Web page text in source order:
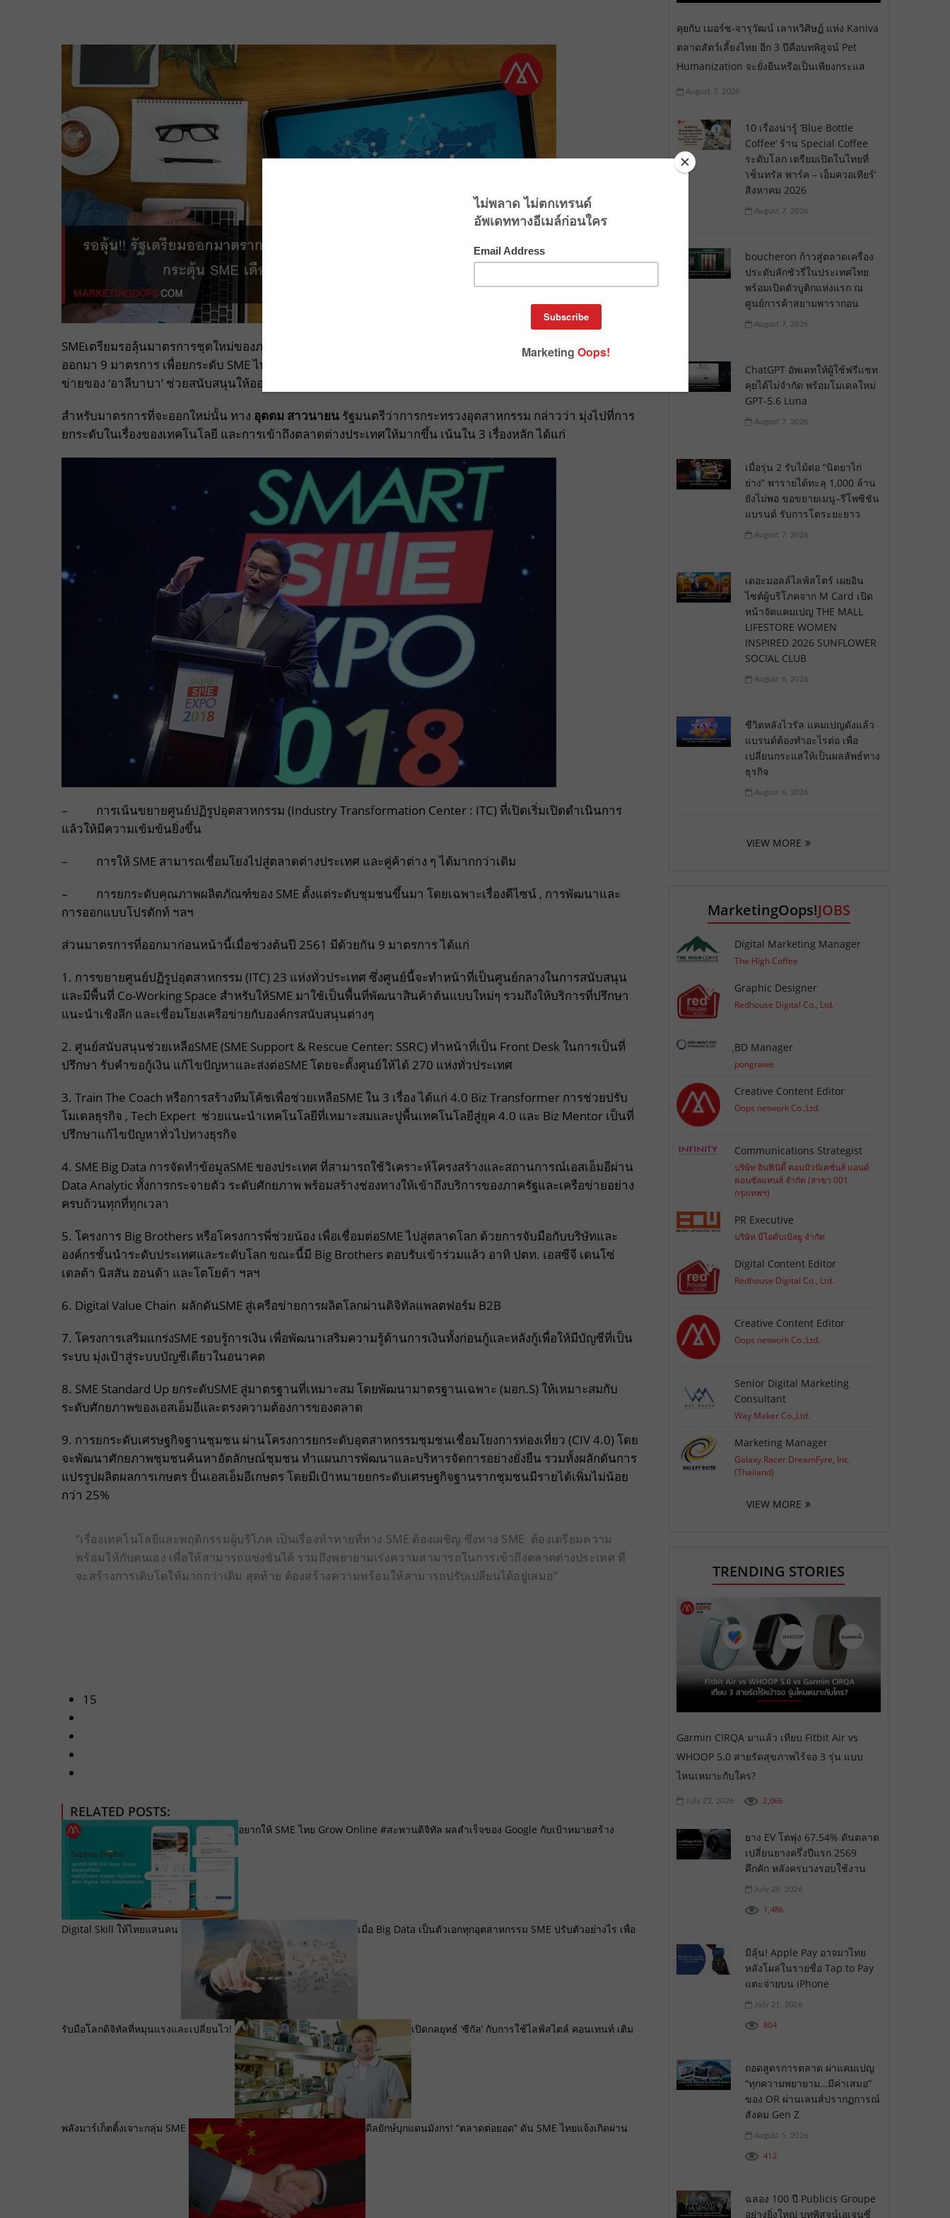
SMEเตรียมรอลุ้นมาตรการชุดใหม่ของภาครัฐที่จะออกมากระตุ้นการเติบโตในเดือนหน้า หลังจากเมื่อต้นปี 2561 ได้
ออกมา 9 มาตรการ เพื่อยกระดับ SME ไทยเข้าสู่ยุค SME 4.0 รวมถึงการเซ็นต์ MOU กับ แจ็ค หม่า ในการใช้เครือ
ข่ายของ ‘อาลีบาบา’ ช่วยสนับสนุนให้ออกสู่ตลาดต่างประเทศ
สำหรับมาตรการที่จะออกใหม่นั้น ทาง อุตตม สาวนายน รัฐมนตรีว่าการกระทรวงอุตสาหกรรม กล่าวว่า มุ่งไปที่การ
ยกระดับในเรื่องของเทคโนโลยี และการเข้าถึงตลาดต่างประเทศให้มากขึ้น เน้นใน 3 เรื่องหลัก ได้แก่
– การเน้นขยายศูนย์ปฏิรูปอุตสาหกรรม (Industry Transformation Center : ITC) ที่เปิดเริ่มเปิดดำเนินการ
แล้วให้มีความเข้มข้นยิ่งขึ้น
– การให้ SME สามารถเชื่อมโยงไปสู่ตลาดต่างประเทศ และคู่ค้าต่าง ๆ ได้มากกว่าเดิม
– การยกระดับคุณภาพผลิตภัณฑ์ของ SME ตั้งแต่ระดับชุมชนขึ้นมา โดยเฉพาะเรื่องดีไซน์ , การพัฒนาและ
การออกแบบโปรดักท์ ฯลฯ
ส่วนมาตรการที่ออกมาก่อนหน้านี้เมื่อช่วงต้นปี 2561 มีด้วยกัน 9 มาตรการ ได้แก่
1. การขยายศูนย์ปฏิรูปอุตสาหกรรม (ITC) 23 แห่งทั่วประเทศ ซึ่งศูนย์นี้จะทำหน้าที่เป็นศูนย์กลางในการสนับสนุน
และมีพื้นที่ Co-Working Space สำหรับให้SME มาใช้เป็นพื้นที่พัฒนาสินค้าต้นแบบใหม่ๆ รวมถึงให้บริการที่ปรึกษา
แนะนำเชิงลึก และเชื่อมโยงเครือข่ายกับองค์กรสนับสนุนต่างๆ
2. ศูนย์สนับสนุนช่วยเหลือSME (SME Support & Rescue Center: SSRC) ทำหน้าที่เป็น Front Desk ในการเป็นที่
ปรึกษา รับคำขอกู้เงิน แก้ไขปัญหาและส่งต่อSME โดยจะตั้งศูนย์ให้ได้ 270 แห่งทั่วประเทศ
3. Train The Coach หรือการสร้างทีมโค้ชเพื่อช่วยเหลือSME ใน 3 เรื่อง ได้แก่ 4.0 Biz Transformer การช่วยปรับ
โมเดลธุรกิจ , Tech Expert ช่วยแนะนำเทคโนโลยีที่เหมาะสมและปูพื้นเทคโนโลยีสู่ยุค 4.0 และ Biz Mentor เป็นที่
ปรึกษาแก้ไขปัญหาทั่วไปทางธุรกิจ
4. SME Big Data การจัดทำข้อมูลSME ของประเทศ ที่สามารถใช้วิเคราะห์โครงสร้างและสถานการณ์เอสเอ็มอีผ่าน
Data Analytic ทั้งการกระจายตัว ระดับศักยภาพ พร้อมสร้างช่องทางให้เข้าถึงบริการของภาครัฐและเครือข่ายอย่าง
ครบถ้วนทุกที่ทุกเวลา
5. โครงการ Big Brothers หรือโครงการพี่ช่วยน้อง เพื่อเชื่อมต่อSME ไปสู่ตลาดโลก ด้วยการจับมือกับบริษัทและ
องค์กรชั้นนำระดับประเทศและระดับโลก ขณะนี้มี Big Brothers ตอบรับเข้าร่วมแล้ว อาทิ ปตท. เอสซีจี เดนโซ่
เดลต้า นิสสัน ฮอนด้า และโตโยต้า ฯลฯ
6. Digital Value Chain ผลักดันSME สู่เครือข่ายการผลิตโลกผ่านดิจิทัลแพลตฟอร์ม B2B
7. โครงการเสริมแกร่งSME รอบรู้การเงิน เพื่อพัฒนาเสริมความรู้ด้านการเงินทั้งก่อนกู้และหลังกู้เพื่อให้มีบัญชีที่เป็น
ระบบ มุ่งเป้าสู่ระบบบัญชีเดียวในอนาคต
8. SME Standard Up ยกระดับSME สู่มาตรฐานที่เหมาะสม โดยพัฒนามาตรฐานเฉพาะ (มอก.S) ให้เหมาะสมกับ
ระดับศักยภาพของเอสเอ็มอีและตรงความต้องการของตลาด
9. การยกระดับเศรษฐกิจฐานชุมชน ผ่านโครงการยกระดับอุตสาหกรรมชุมชนเชื่อมโยงการท่องเที่ยว (CIV 4.0) โดย
จะพัฒนาศักยภาพชุมชนค้นหาอัตลักษณ์ชุมชน ทำแผนการพัฒนาและบริหารจัดการอย่างยั่งยืน รวมทั้งผลักดันการ
แปรรูปผลิตผลการเกษตร ปั้นเอสเอ็มอีเกษตร โดยมีเป้าหมายยกระดับเศรษฐกิจฐานรากชุมชนมีรายได้เพิ่มไม่น้อย
กว่า 25%
“เรื่องเทคโนโลยีและพฤติกรรมผู้บริโภค เป็นเรื่องท้าทายที่ทาง SME ต้องเผชิญ ซึ่งทาง SME ต้องเตรียมความ
พร้อมให้กับตนเอง เพื่อให้สามารถแข่งขันได้ รวมถึงพยายามเร่งความสามารถในการเข้าถึงตลาดต่างประเทศ ที่
จะสร้างการเติบโตให้มากกว่าเดิม สุดท้าย ต้องสร้างความพร้อมให้สามารถปรับเปลี่ยนได้อยู่เสมอ”
15
RELATED POSTS:
อยากให้ SME ไทย Grow Online #สะพานดิจิทัล ผลสำเร็จของ Google กับเป้าหมายสร้าง
Digital Skill ให้ไทยแสนคน เมื่อ Big Data เป็นตัวเอกทุกอุตสาหกรรม SME ปรับตัวอย่างไร เพื่อ
รับมือโลกดิจิทัลที่หมุนแรงและเปลี่ยนไว! เปิดกลยุทธ์ ‘ซีกัล’ กับการใช้ไลฟ์สไตล์ คอนเทนท์ เติม
พลังมาร์เก็ตติ้งเจาะกลุ่ม SME ดีลยักษ์บุกแดนมังกร! “ตลาดต่อยอด” ดัน SME ไทยแจ้งเกิดผ่าน
คุยกับ เมอร์ซ-จารุวัฒน์ เลาหวิศิษฏ์ แห่ง Kaniva
ตลาดสัตว์เลี้ยงไทย อีก 3 ปีคือบทพิสูจน์ Pet
Humanization จะยั่งยืนหรือเป็นเพียงกระแส
August 7, 2026
10 เรื่องน่ารู้ ‘Blue Bottle
Coffee’ ร้าน Special Coffee
ระดับโลก เตรียมเปิดในไทยที่
‘เซ็นทรัล พาร์ค – เอ็มควอเทียร์’
สิงหาคม 2026
August 7, 2026
boucheron ก้าวสู่ตลาดเครื่อง
ประดับลักชัวรี่ในประเทศไทย
พร้อมเปิดตัวบูติกแห่งแรก ณ
ศูนย์การค้าสยามพารากอน
August 7, 2026
ChatGPT อัพเดทให้ผู้ใช้ฟรีแชท
คุยได้ไม่จำกัด พร้อมโมเดลใหม่
GPT-5.6 Luna
August 7, 2026
เมื่อรุ่น 2 รับไม้ต่อ “นิตยาไก่
ย่าง” พารายได้ทะลุ 1,000 ล้าน
ยังไม่พอ ขอขยายเมนู–รีโพซิชัน
แบรนด์ รับการโตระยะยาว
August 7, 2026
เดอะมอลล์ไลฟ์สโตร์ เผยอิน
ไซต์ผู้บริโภคจาก M Card เปิด
หน้าจัดแคมเปญ THE MALL
LIFESTORE WOMEN
INSPIRED 2026 SUNFLOWER
SOCIAL CLUB
August 6, 2026
ชีวิตหลังไวรัล แคมเปญดังแล้ว
แบรนด์ต้องทำอะไรต่อ เพื่อ
เปลี่ยนกระแสให้เป็นผลลัพธ์ทาง
ธุรกิจ
August 6, 2026
VIEW MORE
MarketingOops!JOBS
Digital Marketing Manager
The High Coffee
Graphic Designer
Redhouse Digital Co., Ltd.
ฺBD Manager
pongrawe
Creative Content Editor
Oops network Co.,Ltd.
Communications Strategist
บริษัท อินฟินิตี้ คอมมิวนิเคชั่นส์ แอนด์
คอนซัลแทนส์ จำกัด (สาขา 001
กรุงเทพฯ)
PR Executive
บริษัท บีโอดับเบิลยู จำกัด
Digital Content Editor
Redhouse Digital Co., Ltd.
Creative Content Editor
Oops network Co.,Ltd.
Senior Digital Marketing
Consultant
Way Maker Co.,Ltd.
Marketing Manager
Galaxy Racer DreamFyre, Inc.
(Thailand)
VIEW MORE
TRENDING STORIES
Garmin CIRQA มาแล้ว เทียบ Fitbit Air vs
WHOOP 5.0 สายรัดสุขภาพไร้จอ 3 รุ่น แบบ
ไหนเหมาะกับใคร?
July 22, 2026 2,066
ยาง EV โตพุ่ง 67.54% ดันตลาด
เปลี่ยนยางครึ่งปีแรก 2569
คึกคัก หลังครบวงรอบใช้งาน
July 28, 2026
1,486
มีลุ้น! Apple Pay อาจมาไทย
หลังโผล่ในรายชื่อ Tap to Pay
แตะจ่ายบน iPhone
July 21, 2026
804
ถอดสูตรการตลาด ผ่าแคมเปญ
“ทุกความพยายาม…มีค่าเสมอ”
ของ OR ผ่านเลนส์ปรากฏการณ์
สังคม Gen Z
August 5, 2026
412
ฉลอง 100 ปี Publicis Groupe
อย่างยิ่งใหญ่ บทพิสูจน์เอเจนซี่